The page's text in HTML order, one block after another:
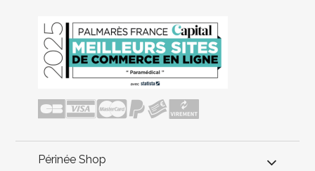
Périnée Shop